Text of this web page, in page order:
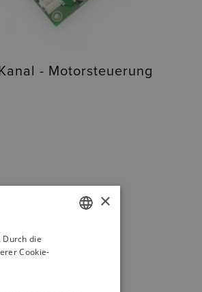
- Motorsteuerung
×
die
Cookie-